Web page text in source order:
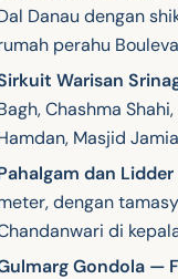
Danau dengan
perahu
Warisan
Chashma
Masjid
dan
dengan
di
Gondola —